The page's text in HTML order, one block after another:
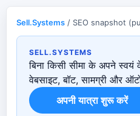
Sell.Systems / SEO snapshot
SELL.SYSTEMS
बिना किसी सीमा के अपने स्वयं
वेबसाइट, बॉट, सामग्री और
अपनी यात्रा शुरू करें